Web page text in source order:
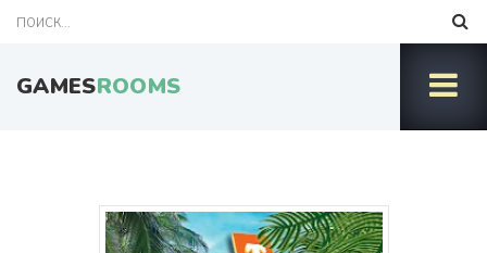
GAMESROOMS